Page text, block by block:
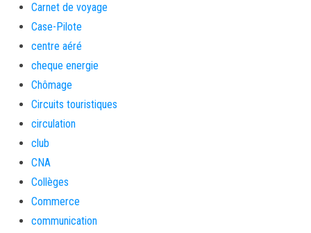
Carnet de voyage
Case-Pilote
centre aéré
cheque energie
Chômage
Circuits touristiques
circulation
club
CNA
Collèges
Commerce
communication